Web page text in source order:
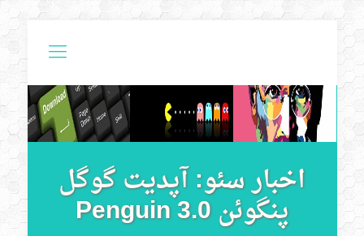
اخبار سئو: آپدیت گوگل
پنگوئن 3.0 Penguin